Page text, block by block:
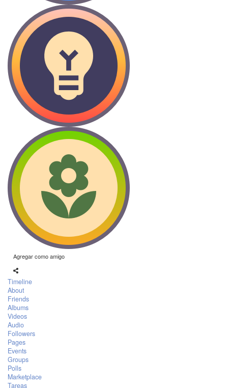
Agregar como amigo
Timeline
About
Friends
Albums
Videos
Audio
Followers
Pages
Events
Groups
Polls
Marketplace
Tareas